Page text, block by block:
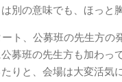
別の意味でも、ほっと
ト、公募班の先生方の
募班の先生方も加わ
りと、会場は大変活